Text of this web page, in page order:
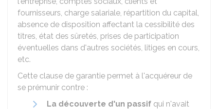
fournisseurs, charge salariale, répartition du capital,
absence de disposition affectant la cessibilité des
titres, état des sûretés, prises de participation
éventuelles dans d'autres sociétés, litiges en cours,
etc.
Cette clause de garantie permet à l'acquéreur de
se prémunir contre :
La découverte d'un passif qui n'avait